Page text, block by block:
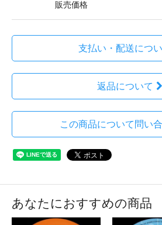
販売価格
支払い・配送につ
返品について
この商品について問い
あなたにおすすめの商品